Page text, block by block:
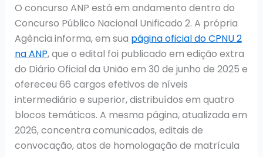
O concurso ANP está em andamento dentro do
Concurso Público Nacional Unificado 2. A própria
Agência informa, em sua página oficial do CPNU 2
na ANP, que o edital foi publicado em edição extra
do Diário Oficial da União em 30 de junho de 2025 e
ofereceu 66 cargos efetivos de níveis
intermediário e superior, distribuídos em quatro
blocos temáticos. A mesma página, atualizada em
2026, concentra comunicados, editais de
convocação, atos de homologação de matrícula